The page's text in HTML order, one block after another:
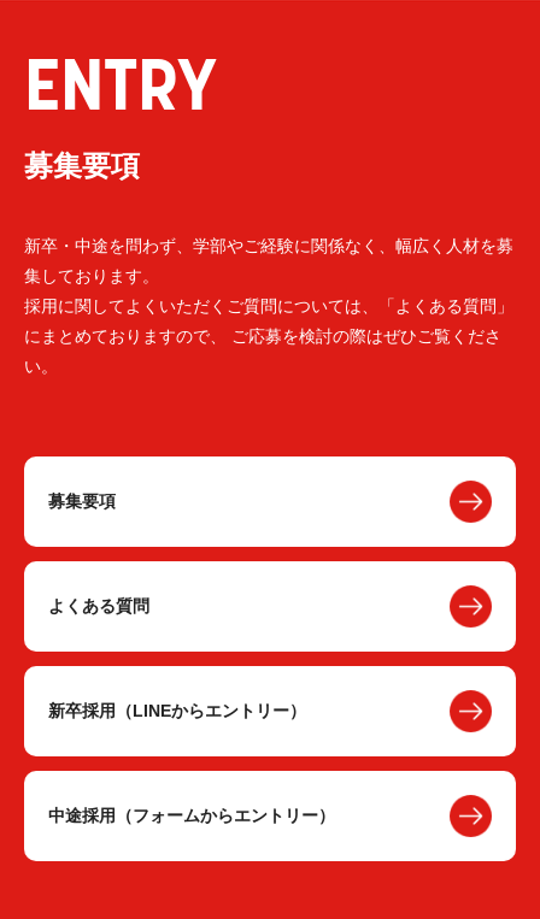
ENTRY
募集要項
新卒・中途を問わず、学部やご経験に関係なく、幅広く人材を募
集しております。
採用に関してよくいただくご質問については、「よくある質問」
にまとめておりますので、 ご応募を検討の際はぜひご覧くださ
い。
募集要項
よくある質問
新卒採用（LINEからエントリー）
中途採用（フォームからエントリー）